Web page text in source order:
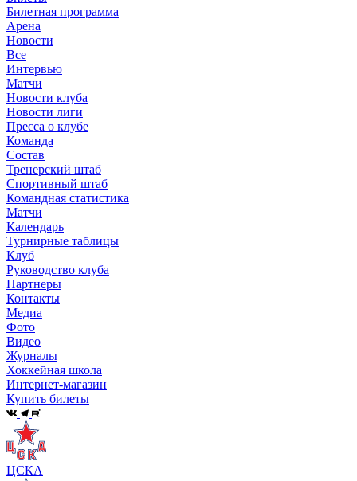
Билетная программа
Арена
Новости
Все
Интервью
Матчи
Новости клуба
Новости лиги
Пресса о клубе
Команда
Состав
Тренерский штаб
Спортивный штаб
Командная статистика
Матчи
Календарь
Турнирные таблицы
Клуб
Руководство клуба
Партнеры
Контакты
Медиа
Фото
Видео
Журналы
Хоккейная школа
Интернет-магазин
Купить билеты
ЦСКА